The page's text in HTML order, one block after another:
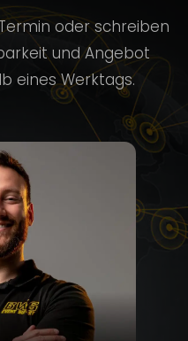
oder schreiben
und Angebot
eines Werktags.